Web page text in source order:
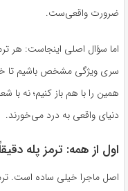
ضرورت واقعی‌ست.
اما سؤال اصلی اینجاست: هر
سری ویژگی مشخص باشیم تا
همین را با هم باز کنیم؛ نه با
دنیای واقعی به درد می‌خورند.
اول از همه: ترمز پله
اصل ماجرا خیلی ساده است.